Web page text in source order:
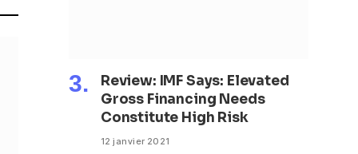
Review: IMF Says: Elevated
Gross Financing Needs
Constitute High Risk
12 janvier 2021